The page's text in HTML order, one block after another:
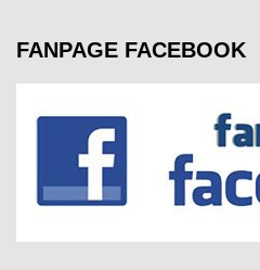
FANPAGE FACEBOOK